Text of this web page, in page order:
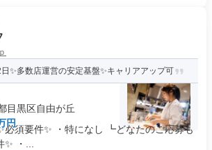
✨多数店運営の安定基盤✨キャリアアップ可
目黒区自由が丘
円
必須要件✨ ・特になし ┗どなたのご応募も
・...